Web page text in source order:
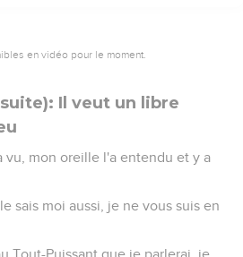
en vidéo pour le moment.
Il veut un libre
vu, mon oreille l'a entendu et y a
sais moi aussi, je ne vous suis en
Tout-Puissant que je parlerai, je